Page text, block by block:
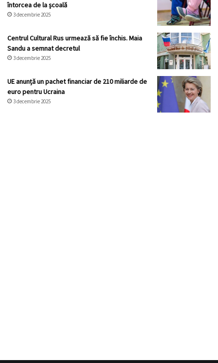
întorcea de la școală
3 decembrie 2025
Centrul Cultural Rus urmează să fie închis. Maia
Sandu a semnat decretul
3 decembrie 2025
UE anunță un pachet financiar de 210 miliarde de
euro pentru Ucraina
3 decembrie 2025